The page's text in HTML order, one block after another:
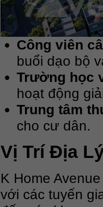
Công viên
buổi dạo bộ
Trường học
hoạt động
Trung tâm
cho cư dân.
Vị Trí Địa
K Home
với các tuyến